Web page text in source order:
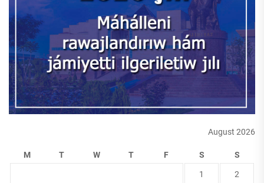
August 2026
M T W T F S S
1 2